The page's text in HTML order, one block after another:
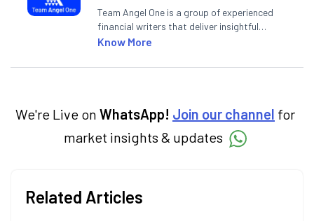
Team Angel One is a group of experienced
financial writers that deliver insightful
articles on the stock market, IPO, economy,
categories.
Know More
We're Live on WhatsApp! Join our channel for
market insights & updates
Related Articles